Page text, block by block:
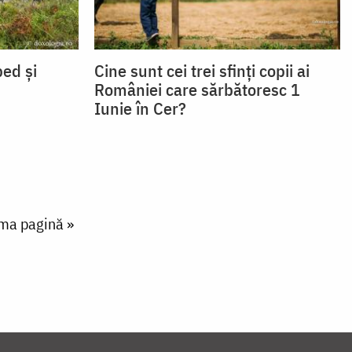
și
Cine sunt cei trei sfinți copii ai
României care sărbătoresc 1
Iunie în Cer?
pagepagină »